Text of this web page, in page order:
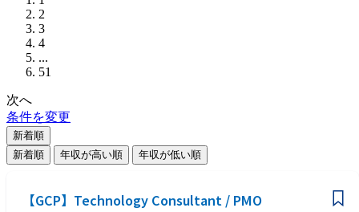
2
3
4
...
51
次へ
条件を変更
新着順
新着順
年収が高い順 年収が低い順
【GCP】Technology Consultant / PMO